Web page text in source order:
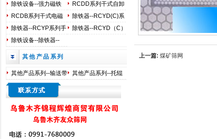
上一篇:煤矿筛网
除铁设备--强力磁铁
RCDD系列干式自卸
式电磁除铁器
RCDB系列干式电磁
除铁器
除铁器--RCYD(C)系
列磁自卸式除铁器
除铁器--RCYP系列手
动磁除铁器
除铁器--RCYD（C）
除铁设备--除铁器--
RCYB系列悬挂式磁
除铁器
其他产品系列
其他产品系列--输送带 其他产品系列--托辊